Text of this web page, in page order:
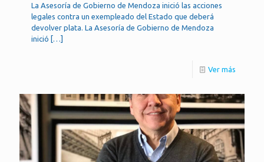
La Asesoría de Gobierno de Mendoza inició las acciones
legales contra un exempleado del Estado que deberá
devolver plata. La Asesoría de Gobierno de Mendoza
inició […]
Ver más